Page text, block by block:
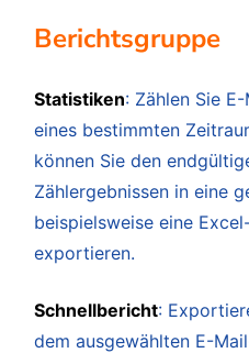
Berichtsgruppe
Statistiken: Zählen Sie
eines bestimmten
können Sie den
Zählergebnissen in eine
beispielsweise eine
exportieren.
Schnellbericht:
dem ausgewählten E-